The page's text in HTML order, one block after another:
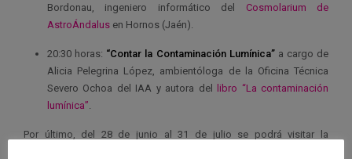
Bordonau, ingeniero informático del Cosmolarium de
AstroÁndalus en Hornos (Jaén).
20:30 horas: “Contar la Contaminación Lumínica”a cargo de
Alicia Pelegrina López, ambientóloga de la Oficina Técnica
Severo Ochoa del IAA y autora del libro “La contaminación
lumínica”
Por último, del 28 de junio al 31 de julio se podrá visitar la